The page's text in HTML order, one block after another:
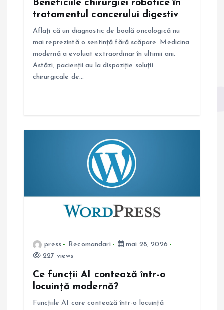
Beneficiile chirurgiei robotice în
tratamentul cancerului digestiv
Aflați că un diagnostic de boală oncologică nu
mai reprezintă o sentință fără scăpare. Medicina
modernă a evoluat extraordinar în ultimii ani.
Astăzi, pacienții au la dispoziție soluții
chirurgicale de…
press Recomandari
mai 28, 2026
227 views
Ce funcții AI contează într-o
locuință modernă?
Funcțiile AI care contează într-o locuință